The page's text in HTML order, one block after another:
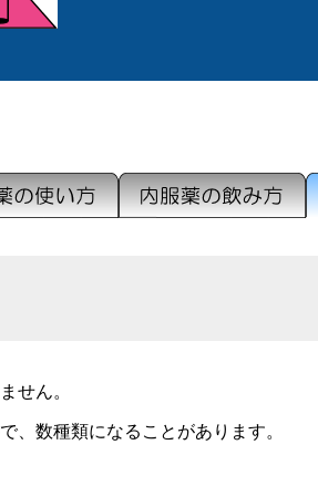
せん。
数種類になることがあります。